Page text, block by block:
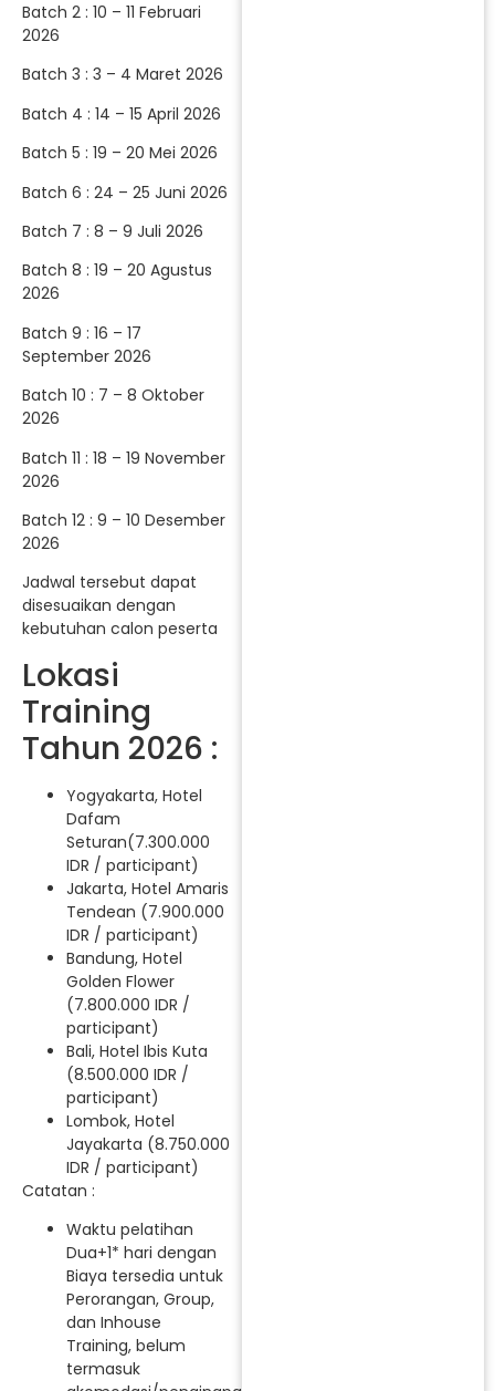
Batch 2 : 10 – 11 Februari
2026
Batch 3 : 3 – 4 Maret 2026
Batch 4 : 14 – 15 April 2026
Batch 5 : 19 – 20 Mei 2026
Batch 6 : 24 – 25 Juni 2026
Batch 7 : 8 – 9 Juli 2026
Batch 8 : 19 – 20 Agustus
2026
Batch 9 : 16 – 17
September 2026
Batch 10 : 7 – 8 Oktober
2026
Batch 11 : 18 – 19 November
2026
Batch 12 : 9 – 10 Desember
2026
Jadwal tersebut dapat
disesuaikan dengan
kebutuhan calon peserta
Lokasi
Training
Tahun 2026 :
Yogyakarta, Hotel
Dafam
Seturan(7.300.000
IDR / participant)
Jakarta, Hotel Amaris
Tendean (7.900.000
IDR / participant)
Bandung, Hotel
Golden Flower
(7.800.000 IDR /
participant)
Bali, Hotel Ibis Kuta
(8.500.000 IDR /
participant)
Lombok, Hotel
Jayakarta (8.750.000
IDR / participant)
Catatan :
Waktu pelatihan
Dua+1* hari dengan
Biaya tersedia untuk
Perorangan, Group,
dan Inhouse
Training, belum
termasuk